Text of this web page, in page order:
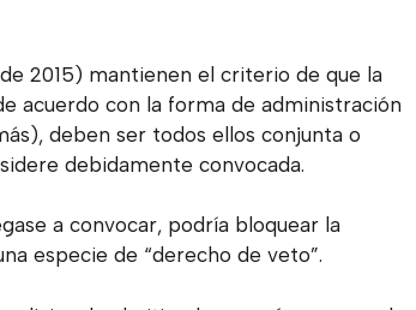
2015) mantienen el criterio de que la
acuerdo con la forma de administración
deben ser todos ellos conjunta o
debidamente convocada.
a convocar, podría bloquear la
especie de “derecho de veto”.